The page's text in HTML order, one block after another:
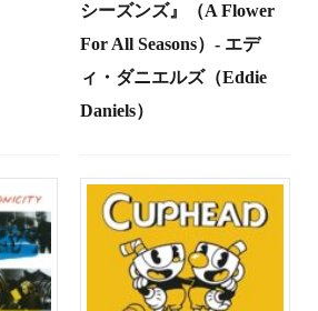
シーズンズ』（A Flower
For All Seasons）- エデ
ィ・ダニエルズ（Eddie
Daniels）